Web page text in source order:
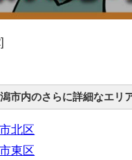
市内のさらに詳細なエリ
北区
東区